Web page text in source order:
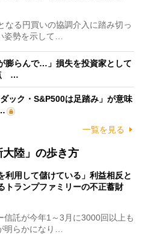
る円買いの協調介入に踏み切っ
姿勢を示して…
膨らんで…」損失を投資家として
…
ック・S&P500は足踏み」が意味
一覧を見る
陸」の歩き方
利用して儲けている」利益相反と
トランプファミリーの不正蓄財
託が今年1～3月に3000回以上も
明らかになり…